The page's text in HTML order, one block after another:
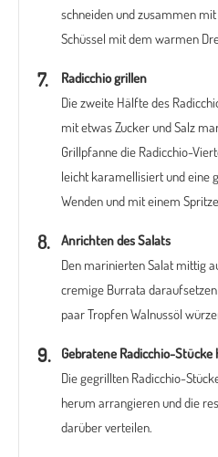
schneiden und zusammen
Schüssel mit dem warmen
Radicchio grillen
Die zweite Hälfte des
mit etwas Zucker und Salz
Grillpfanne die Radicchio-
leicht karamellisiert und eine
Wenden und mit einem
Anrichten des Salats
Den marinierten Salat mittig
cremige Burrata
paar Tropfen Walnussöl
Gebratene Radicchio-
Die gegrillten Radicchio-
herum arrangieren und die
darüber verteilen.